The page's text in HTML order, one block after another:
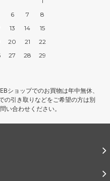
6 7
8
13 14
15
20 21
22
27 28
29
ショップでのお買物は年中無休、
の引き取りなどをご希望の方は別
い合わせください。